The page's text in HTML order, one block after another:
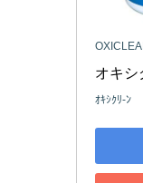
オキシ
ｵｷｼｸﾘ-ﾝ